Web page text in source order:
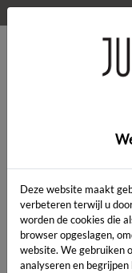
>
Deze website maakt
verbeteren terwijl u
worden de cookies die
browser opgeslagen,
website. We gebruiken
analyseren en